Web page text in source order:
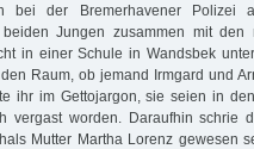
bei der Bremerhavener Polizei
Jungen zusammen mit den
in einer Schule in Wandsbek
Raum, ob jemand Irmgard und
ihr im Gettojargon, sie seien in
vergast worden. Daraufhin schrie
Mutter Martha Lorenz gewesen